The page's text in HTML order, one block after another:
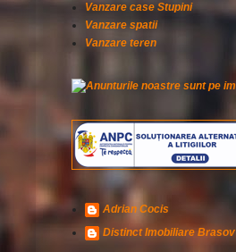
Vanzare case Stupini
Vanzare spatii
Vanzare teren
Adrian Cocis
Distinct Imobiliare Brasov